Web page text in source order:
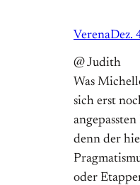
VerenaDez.
@ Judith
Was
sich erst
denn der
oder